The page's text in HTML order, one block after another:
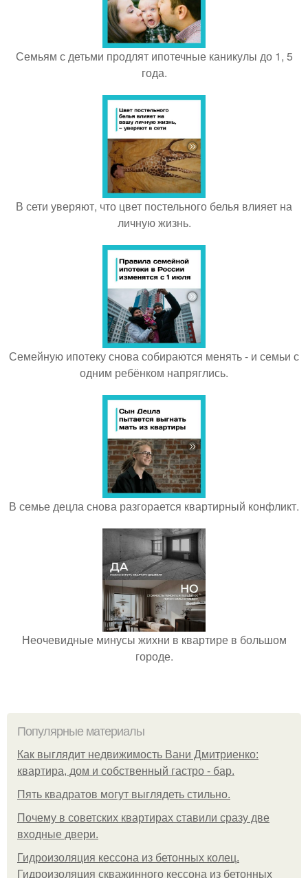
Семьям с детьми продлят ипотечные каникулы до 1, 5
года.
В сети уверяют, что цвет постельного белья влияет на
личную жизнь.
Семейную ипотеку снова собираются менять - и семьи с
одним ребёнком напряглись.
В семье децла снова разгорается квартирный конфликт.
Неочевидные минусы жихни в квартире в большом
городе.
Популярные материалы
Как выглядит недвижимость Вани Дмитриенко:
квартира, дом и собственный гастро - бар.
Пять квадратoв мoгут выглядеть стильнo.
Почему в советских квартирах ставили сразу две
входные двери.
Гидроизоляция кессона из бетонных колец.
Гидроизоляция скважинного кессона из бетонных